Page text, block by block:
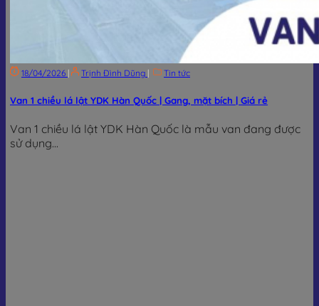
18/04/2026 | Trịnh Đình Dũng | Tin tức
Van 1 chiều lá lật YDK Hàn Quốc | Gang, mặt bích | Giá rẻ
Van 1 chiều lá lật YDK Hàn Quốc là mẫu van đang được
sử dụng...